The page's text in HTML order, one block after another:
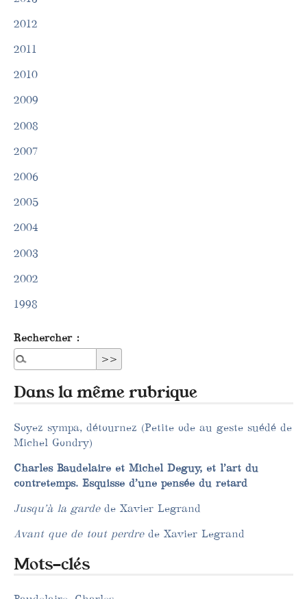
2012
2011
2010
2009
2008
2007
2006
2005
2004
2003
2002
1998
Rechercher :
Dans la même rubrique
Soyez sympa, détournez (Petite ode au geste suédé de
Michel Gondry)
Charles Baudelaire et Michel Deguy, et l’art du
contretemps. Esquisse d’une pensée du retard
Jusqu’à la gardede Xavier Legrand
Avant que de tout perdrede Xavier Legrand
Mots-clés